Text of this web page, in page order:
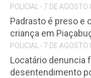
POLICIAL - 7 DE AGOSTO
Padrasto é preso e
criança em
POLICIAL - 7 DE AGOSTO
Locatário denuncia
desentendimento